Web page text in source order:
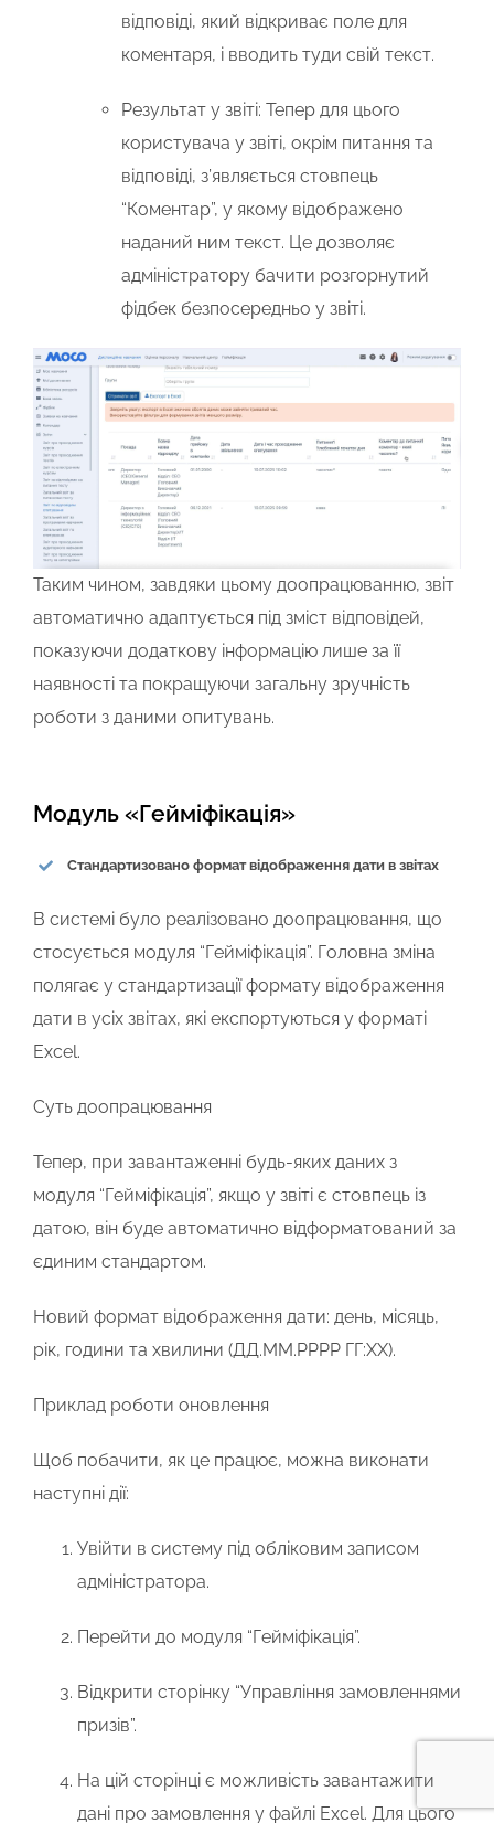
відповіді, який відкриває поле для
коментаря, і вводить туди свій текст.
Результат у звіті: Тепер для цього
користувача у звіті, окрім питання та
відповіді, з’являється стовпець
“Коментар”, у якому відображено
наданий ним текст. Це дозволяє
адміністратору бачити розгорнутий
фідбек безпосередньо у звіті.
Таким чином, завдяки цьому доопрацюванню, звіт
автоматично адаптується під зміст відповідей,
показуючи додаткову інформацію лише за її
наявності та покращуючи загальну зручність
роботи з даними опитувань.
Модуль «Гейміфікація»
Стандартизовано формат відображення дати в звітах
В системі було реалізовано доопрацювання, що
стосується модуля “Гейміфікація”. Головна зміна
полягає у стандартизації формату відображення
дати в усіх звітах, які експортуються у форматі
Excel.
Суть доопрацювання
Тепер, при завантаженні будь-яких даних з
модуля “Гейміфікація”, якщо у звіті є стовпець із
датою, він буде автоматично відформатований за
єдиним стандартом.
Новий формат відображення дати: день, місяць,
рік, години та хвилини (ДД.ММ.РРРР ГГ:ХХ).
Приклад роботи оновлення
Щоб побачити, як це працює, можна виконати
наступні дії:
Увійти в систему під обліковим записом
адміністратора.
Перейти до модуля “Гейміфікація”.
Відкрити сторінку “Управління замовленнями
призів”.
На цій сторінці є можливість завантажити
дані про замовлення у файлі Excel. Для цього